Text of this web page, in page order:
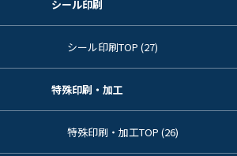
シール印刷
シール印刷TOP (27)
特殊印刷・加工
特殊印刷・加工TOP (26)